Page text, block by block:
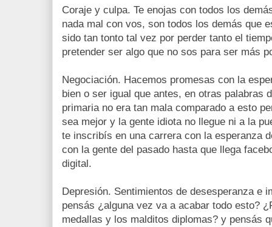
Coraje y culpa. Te enojas con todos los
nada mal con vos, son todos los demás que
sido tan tonto tal vez por perder tanto el
pretender ser algo que no sos para ser más
Negociación. Hacemos promesas con la
bien o ser igual que antes, en otras palabras
primaria no era tan mala comparado a esto
sea mejor y la gente idiota no llegue ni a la
te inscribís en una carrera con la esperanza
con la gente del pasado hasta que llega
digital.
Depresión. Sentimientos de desesperanza e
pensás ¿alguna vez va a acabar todo esto?
medallas y los malditos diplomas? y pensás